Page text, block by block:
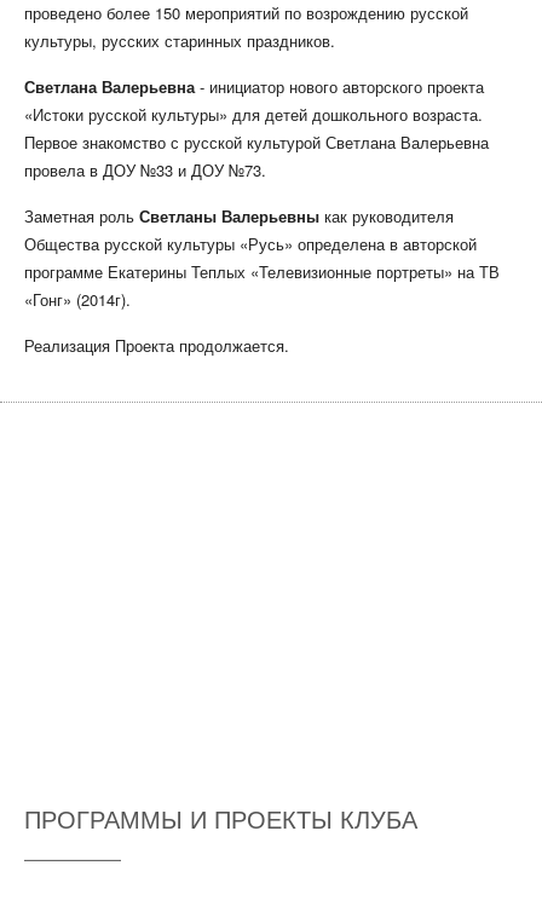
проведено более 150 мероприятий по возрождению русской
культуры, русских старинных праздников.
Светлана Валерьевна- инициатор нового авторского проекта
«Истоки русской культуры» для детей дошкольного возраста.
Первое знакомство с русской культурой Светлана Валерьевна
провела в ДОУ №33 и ДОУ №73.
Заметная роль Светланы Валерьевны как руководителя
Общества русской культуры «Русь» определена в авторской
программе Екатерины Теплых «Телевизионные портреты» на ТВ
«Гонг» (2014г).
Реализация Проекта продолжается.
ПРОГРАММЫ И ПРОЕКТЫ КЛУБА